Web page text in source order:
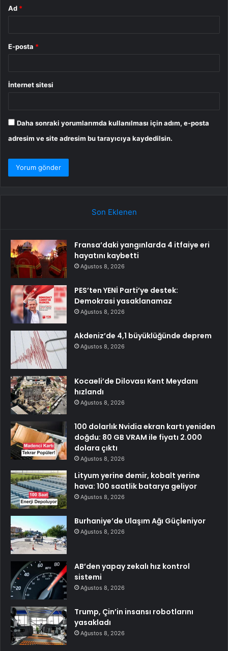
Ad *
E-posta *
İnternet sitesi
Daha sonraki yorumlarımda kullanılması için adım, e-posta
adresim ve site adresim bu tarayıcıya kaydedilsin.
Son Eklenen
Fransa’daki yangınlarda 4 itfaiye eri
hayatını kaybetti
Ağustos 8, 2026
PES’ten YENİ Parti’ye destek:
Demokrasi yasaklanamaz
Ağustos 8, 2026
Akdeniz’de 4,1 büyüklüğünde deprem
Ağustos 8, 2026
Kocaeli’de Dilovası Kent Meydanı
hızlandı
Ağustos 8, 2026
100 dolarlık Nvidia ekran kartı yeniden
doğdu: 80 GB VRAM ile fiyatı 2.000
dolara çıktı
Ağustos 8, 2026
Lityum yerine demir, kobalt yerine
hava: 100 saatlik batarya geliyor
Ağustos 8, 2026
Burhaniye’de Ulaşım Ağı Güçleniyor
Ağustos 8, 2026
AB’den yapay zekalı hız kontrol
sistemi
Ağustos 8, 2026
Trump, Çin’in insansı robotlarını
yasakladı
Ağustos 8, 2026